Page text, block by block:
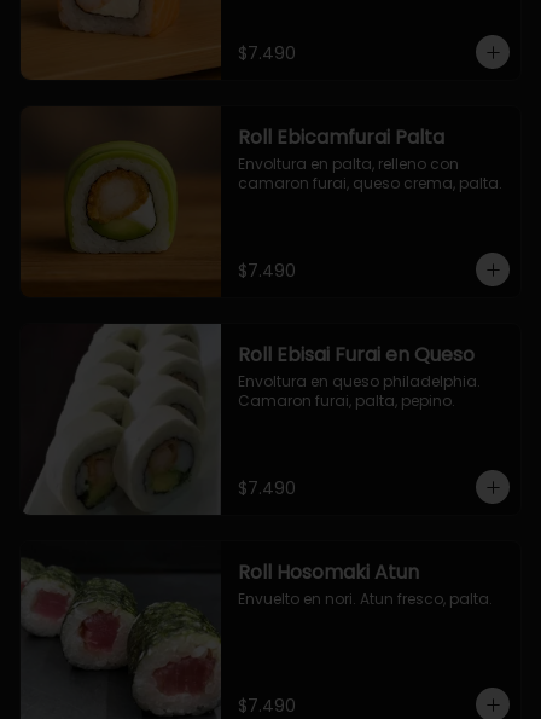
$7.490
Roll Ebicamfurai Palta
Envoltura en palta, relleno con
camaron furai, queso crema, palta.
$7.490
Roll Ebisai Furai en Queso
Envoltura en queso philadelphia.
Camaron furai, palta, pepino.
$7.490
Roll Hosomaki Atun
Envuelto en nori. Atun fresco, palta.
$7.490